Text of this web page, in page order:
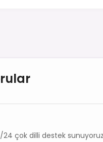
24 çok dilli destek